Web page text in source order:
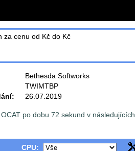
za cenu od Kč do Kč
Bethesda Softworks
TWIMTBP
26.07.2019
po dobu 72 sekund v následujících
CPU: